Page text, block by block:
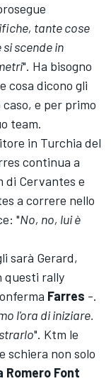
tante cose
scende in
". Ha bisogno
cosa dicono gli
e per primo
team.
in Turchia del
continua a
di Cervantes e
a correre nello
"No, no, lui è
sarà Gerard,
questi rally
Farres -.
l'ora di iniziare.
". Ktm le
schiera non solo
Romero Font